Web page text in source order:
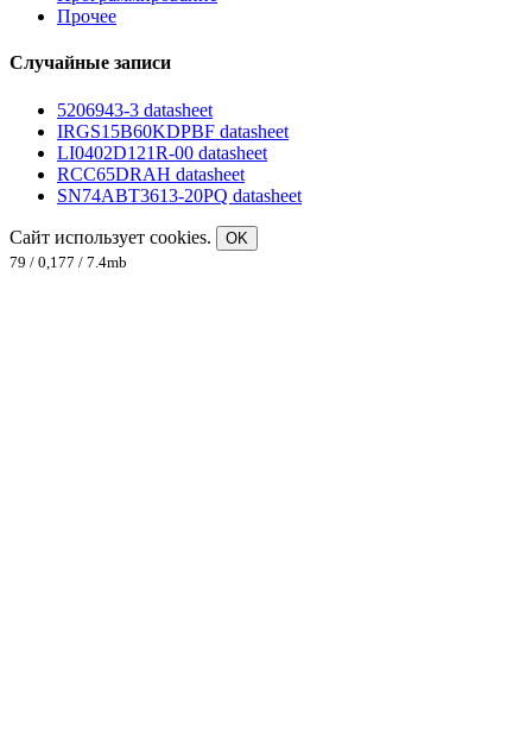
Прочее
Случайные записи
5206943-3 datasheet
IRGS15B60KDPBF datasheet
LI0402D121R-00 datasheet
RCC65DRAH datasheet
SN74ABT3613-20PQ datasheet
Сайт использует cookies.
OK
79 / 0,177 / 7.4mb